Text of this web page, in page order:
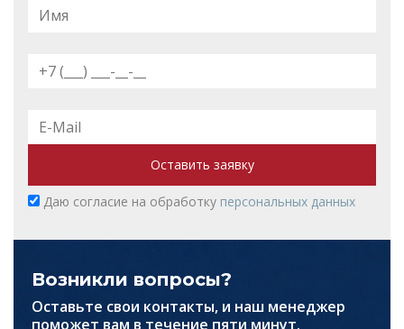
Оставить заявку
Даю согласие на обработку персональных данных
Возникли вопросы?
Оставьте свои контакты, и наш менеджер
поможет вам в течение пяти минут.